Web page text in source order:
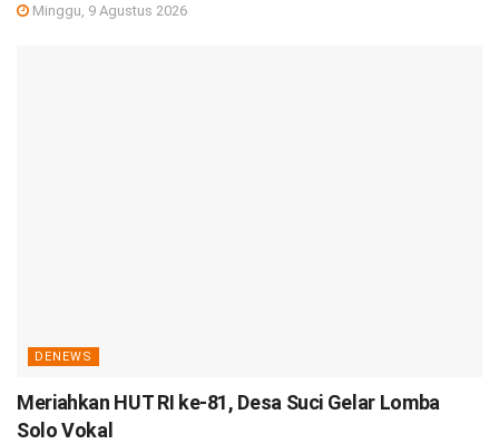
Minggu, 9 Agustus 2026
DENEWS
Meriahkan HUT RI ke-81, Desa Suci Gelar Lomba
Solo Vokal